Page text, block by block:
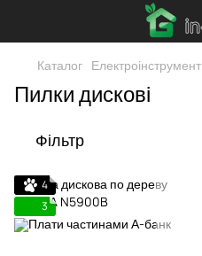
Каталог Електроінструмент
Пилки дискові
Фільтр
4
3